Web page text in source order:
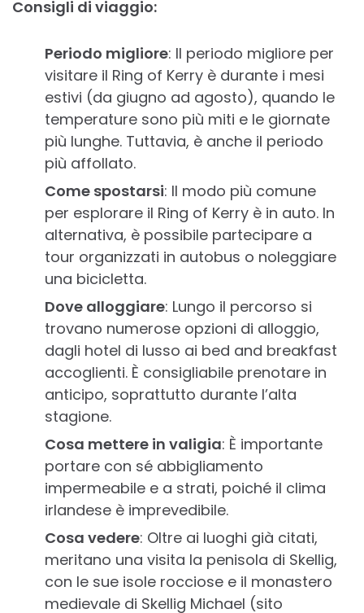
Consigli di viaggio:
Periodo migliore: Il periodo migliore per
visitare il Ring of Kerry è durante i mesi
estivi (da giugno ad agosto), quando le
temperature sono più miti e le giornate
più lunghe. Tuttavia, è anche il periodo
più affollato.
Come spostarsi: Il modo più comune
per esplorare il Ring of Kerry è in auto. In
alternativa, è possibile partecipare a
tour organizzati in autobus o noleggiare
una bicicletta.
Dove alloggiare: Lungo il percorso si
trovano numerose opzioni di alloggio,
dagli hotel di lusso ai bed and breakfast
accoglienti. È consigliabile prenotare in
anticipo, soprattutto durante l’alta
stagione.
Cosa mettere in valigia: È importante
portare con sé abbigliamento
impermeabile e a strati, poiché il clima
irlandese è imprevedibile.
Cosa vedere: Oltre ai luoghi già citati,
meritano una visita la penisola di Skellig,
con le sue isole rocciose e il monastero
medievale di Skellig Michael (sito